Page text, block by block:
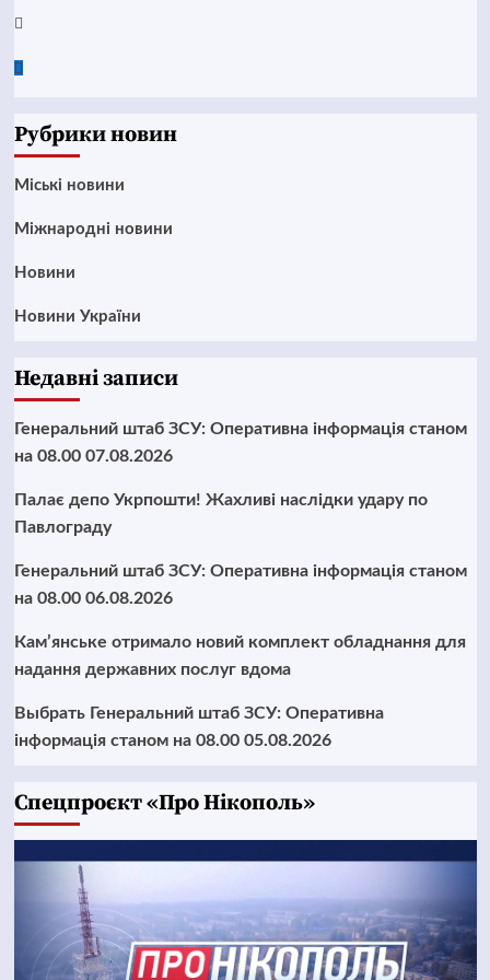
Twitter
Google
Рубрики новин
Mіські новини
Міжнародні новини
Новини
Новини України
Недавні записи
Генеральний штаб ЗСУ: Оперативна інформація станом
на 08.00 07.08.2026
Палає депо Укрпошти! Жахливі наслідки удару по
Павлограду
Генеральний штаб ЗСУ: Оперативна інформація станом
на 08.00 06.08.2026
Кам’янське отримало новий комплект обладнання для
надання державних послуг вдома
Выбрать Генеральний штаб ЗСУ: Оперативна
інформація станом на 08.00 05.08.2026
Cпецпроєкт «Про Нікополь»